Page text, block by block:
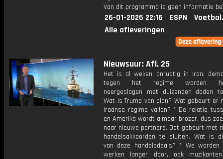
Van dit programma is geen informatie
26-01-2026 22:16 ESPN
Alle afleveringen
Nieuwsuur: Afl. 25
Het is al weken onrustig in Iran:
tegen het regime worden
neergeslagen met duizenden doden
Wat is Trump van plan? Wat gebeurt er
Iraanse regime vallen? * De relatie
en Amerika wordt almaar brozer, dus
naar nieuwe partners. Dat gebeurt met
handelsakkoorden te sluiten. Wat is
van deze handelsdeals? * We worden
werken langer door, ook